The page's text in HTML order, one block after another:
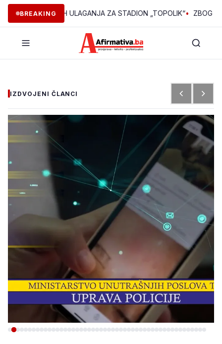
BREAKING
POČETNIH ULAGANJA ZA STADION „TOPOLIK“• ZBOG
IZDVOJENI ČLANCI